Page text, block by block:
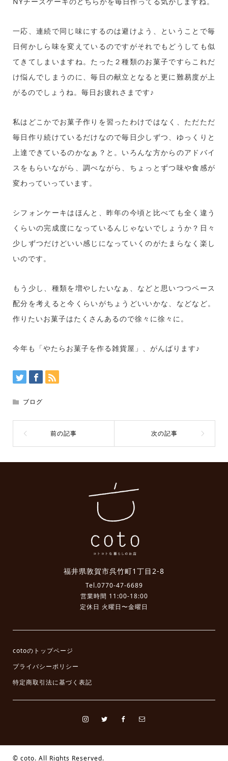
一応、連続で同じ味にするのは避けよう、ということで毎
日何かしら味を変えているのですがそれでもどうしても似
てきてしまいますね。たった２種類のお菓子ですらこれだ
け悩んでしまうのに、毎日の献立となると更に難易度が上
がるのでしょうね。毎日お疲れさまです♪
私はどこかでお菓子作りを習ったわけではなく、ただただ
毎日作り続けているだけなので毎日少しずつ、ゆっくりと
上達できているのかなぁ？と。いろんな方からのアドバイ
スをもらいながら、調べながら、ちょっとずつ味や食感が
変わっていっています。
シフォンケーキはほんと、昨年の今頃と比べても全く違う
くらいの完成度になっているんじゃないでしょうか？日々
少しずつだけどいい感じになっていくのがたまらなく楽し
いのです。
もう少し、種類を増やしたいなぁ、などと思いつつペース
配分を考えると今くらいがちょうどいいかな、などなど。
作りたいお菓子はたくさんあるので徐々に徐々に。
今年も「やたらお菓子を作る雑貨屋」、がんばります♪
ブログ
福井県敦賀市呉竹町1丁目2-8
Tel.0770-47-6689
営業時間 11:00-18:00
定休日 火曜日〜金曜日
cotoのトップページ
プライバシーポリシー
特定商取引法に基づく表記
© coto. All Rights Reserved.